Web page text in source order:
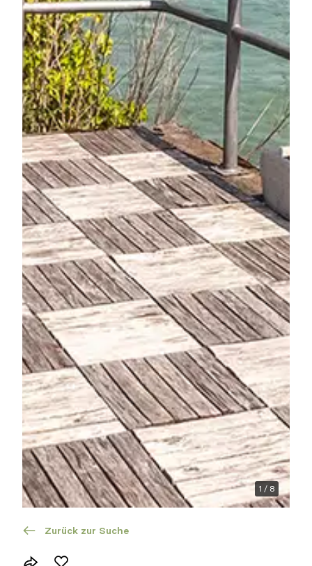
1 / 8
Zurück zur Suche
Für Details bitte
registrieren
Nach Ihrer Registrierung können Sie alle
verfügbaren Informationen wie Dokumentationen,
Grundrisse und Touren zum Download freischalten
sowie Suchprofile erstellen.
Haben Sie bereits ein Konto?Anmelden
Dokumentation
Grundriss
Virtuelle Tour
Suchprofil
Zur Dokumentation